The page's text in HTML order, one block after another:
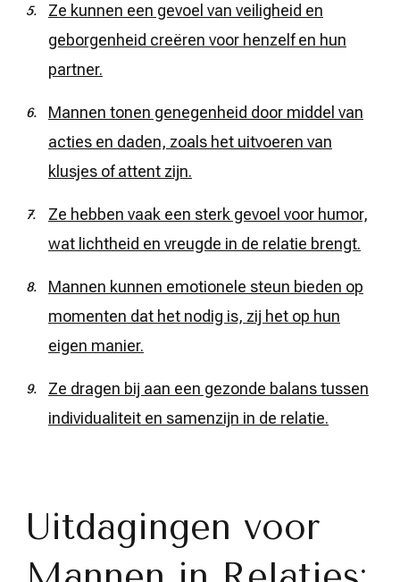
Ze kunnen een gevoel van veiligheid en
geborgenheid creëren voor henzelf en hun
partner.
Mannen tonen genegenheid door middel van
acties en daden, zoals het uitvoeren van
klusjes of attent zijn.
Ze hebben vaak een sterk gevoel voor humor,
wat lichtheid en vreugde in de relatie brengt.
Mannen kunnen emotionele steun bieden op
momenten dat het nodig is, zij het op hun
eigen manier.
Ze dragen bij aan een gezonde balans tussen
individualiteit en samenzijn in de relatie.
Uitdagingen voor